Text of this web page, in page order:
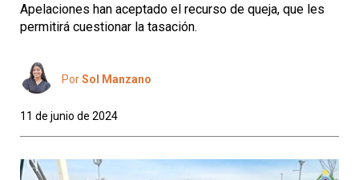
Apelaciones han aceptado el recurso de queja, que les
permitirá cuestionar la tasación.
PorSol Manzano
11 de junio de 2024